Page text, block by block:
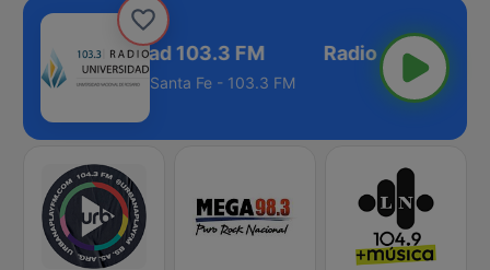
Universidad 103.3 FM
Santa Fe - 103.3 FM